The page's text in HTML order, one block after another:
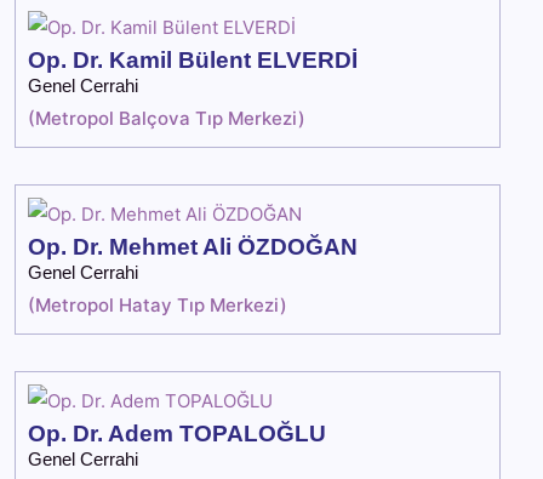
Op. Dr. Kamil Bülent ELVERDİ
Genel Cerrahi
(Metropol Balçova Tıp Merkezi)
Op. Dr. Mehmet Ali ÖZDOĞAN
Genel Cerrahi
(Metropol Hatay Tıp Merkezi)
Op. Dr. Adem TOPALOĞLU
Genel Cerrahi